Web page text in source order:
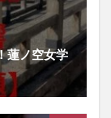
蓮ノ空女学